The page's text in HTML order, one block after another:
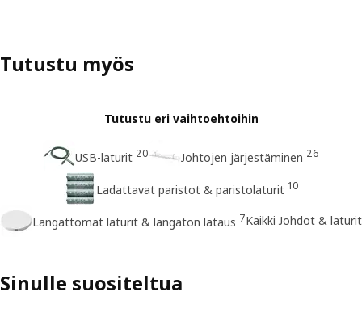
Tutustu myös
Tutustu eri vaihtoehtoihin
USB-laturit 20 Johtojen järjestäminen 26
Ladattavat paristot & paristolaturit 10
Langattomat laturit & langaton lataus 7Kaikki Johdot & laturit
Sinulle suositeltua